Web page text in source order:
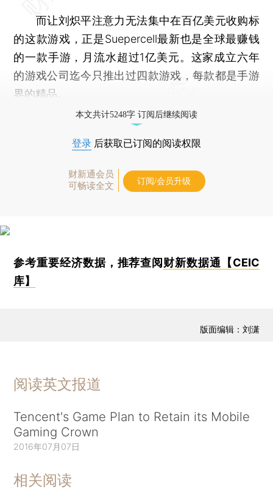
而让刘炽平注意力无法集中在百亿美元收购标
的这款游戏，正是Suepercell最新也是全球最赚钱
的一款手游，月流水超过1亿美元。这家成立六年
的游戏公司迄今只推出过四款游戏，每款都是手游
界的精品。
本文共计5248字 订阅后继续阅读
登录 后获取已订阅的阅读权限
财新通会员
可畅读全文
订阅/会员升级
参考重要经济数据，推荐查阅 财新数据通【CEIC
库】
版面编辑：刘潇
阅读英文报道
Tencent's Game Plan to Retain its Mobile
Gaming Crown
2016年07月07日
相关阅读